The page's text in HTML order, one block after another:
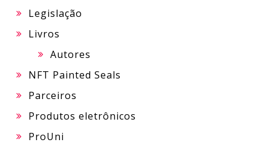
Legislação
Livros
Autores
NFT Painted Seals
Parceiros
Produtos eletrônicos
ProUni